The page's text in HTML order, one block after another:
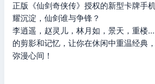
正版《仙剑奇侠传》授权的新型卡牌手
耀沉淀，仙剑谁与争锋？
李逍遥，赵灵儿，林月如，景天，重楼
的剪影和记忆，让你在休闲中重温经典
弥漫心间！